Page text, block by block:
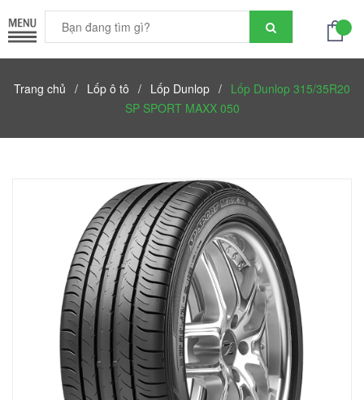
Trang chủ / Lốp ô tô / Lốp Dunlop / Lốp Dunlop 315/35R20
SP SPORT MAXX 050